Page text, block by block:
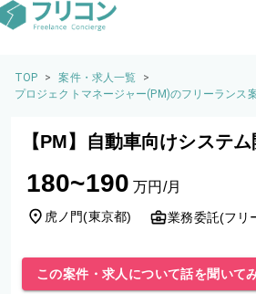
TOP > 案件・求人一覧
>
プロジェクトマネージャー(PM)のフリーランス
【PM】自動車向けシステ
180~190 万円/月
虎ノ門(東京都) 業務委託(フリ
この案件・求人について話を聞いて